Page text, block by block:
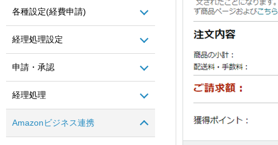
各種設定(経費申請)
経理処理設定
申請・承認
経理処理
Amazonビジネス連携